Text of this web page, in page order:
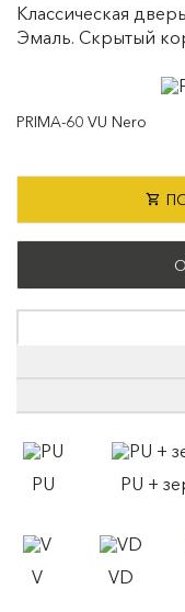
Классическая
Эмаль. Скрытый
PRIMA-60 VU Nero
PU PU +
V VD